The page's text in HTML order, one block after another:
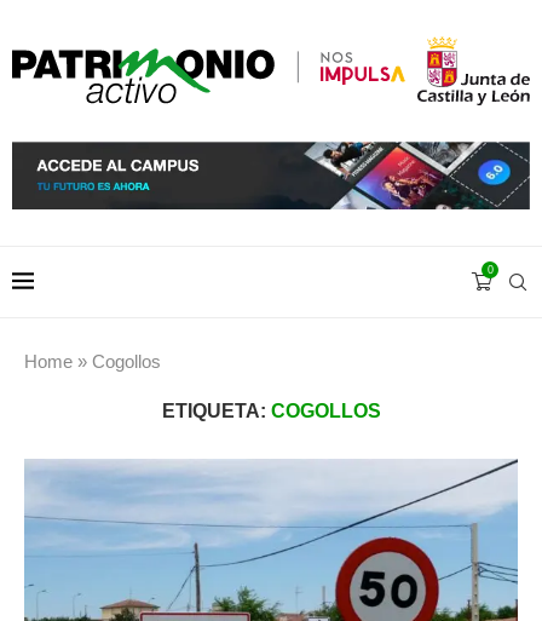
0
Home » Cogollos
ETIQUETA: COGOLLOS